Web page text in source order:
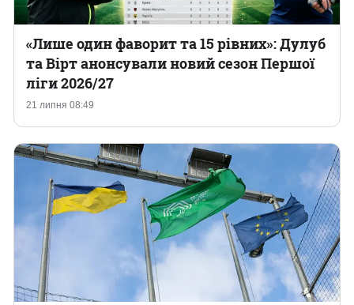
21 липня 08:49
«Лише один фаворит та 15 рівних»: Дулуб
та Вірт анонсували новий сезон Першої
ліги 2026/27